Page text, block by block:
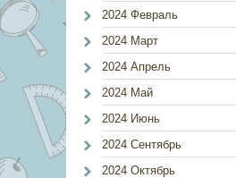
2024 Февраль
2024 Март
2024 Апрель
2024 Май
2024 Июнь
2024 Сентябрь
2024 Октябрь